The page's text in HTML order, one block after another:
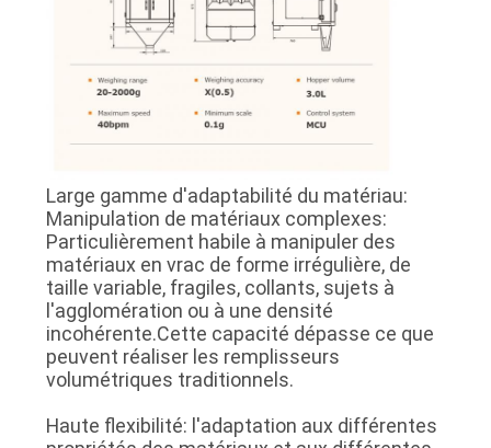
Large gamme d'adaptabilité du matériau:
Manipulation de matériaux complexes:
Particulièrement habile à manipuler des
matériaux en vrac de forme irrégulière, de
taille variable, fragiles, collants, sujets à
l'agglomération ou à une densité
incohérente.Cette capacité dépasse ce que
peuvent réaliser les remplisseurs
volumétriques traditionnels.
Haute flexibilité: l'adaptation aux différentes